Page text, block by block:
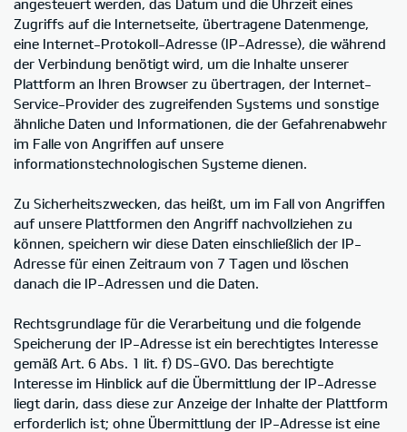
angesteuert werden, das Datum und die Uhrzeit eines
Zugriffs auf die Internetseite, übertragene Datenmenge,
eine Internet-Protokoll-Adresse (IP-Adresse), die während
der Verbindung benötigt wird, um die Inhalte unserer
Plattform an Ihren Browser zu übertragen, der Internet-
Service-Provider des zugreifenden Systems und sonstige
ähnliche Daten und Informationen, die der Gefahrenabwehr
im Falle von Angriffen auf unsere
informationstechnologischen Systeme dienen.
Zu Sicherheitszwecken, das heißt, um im Fall von Angriffen
auf unsere Plattformen den Angriff nachvollziehen zu
können, speichern wir diese Daten einschließlich der IP-
Adresse für einen Zeitraum von 7 Tagen und löschen
danach die IP-Adressen und die Daten.
Rechtsgrundlage für die Verarbeitung und die folgende
Speicherung der IP-Adresse ist ein berechtigtes Interesse
gemäß Art. 6 Abs. 1 lit. f) DS-GVO. Das berechtigte
Interesse im Hinblick auf die Übermittlung der IP-Adresse
liegt darin, dass diese zur Anzeige der Inhalte der Plattform
erforderlich ist; ohne Übermittlung der IP-Adresse ist eine